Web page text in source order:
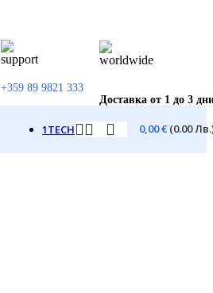
+359 89 9821 333
Доставка от 1 до 3
1TECH 0,00€ (0.00